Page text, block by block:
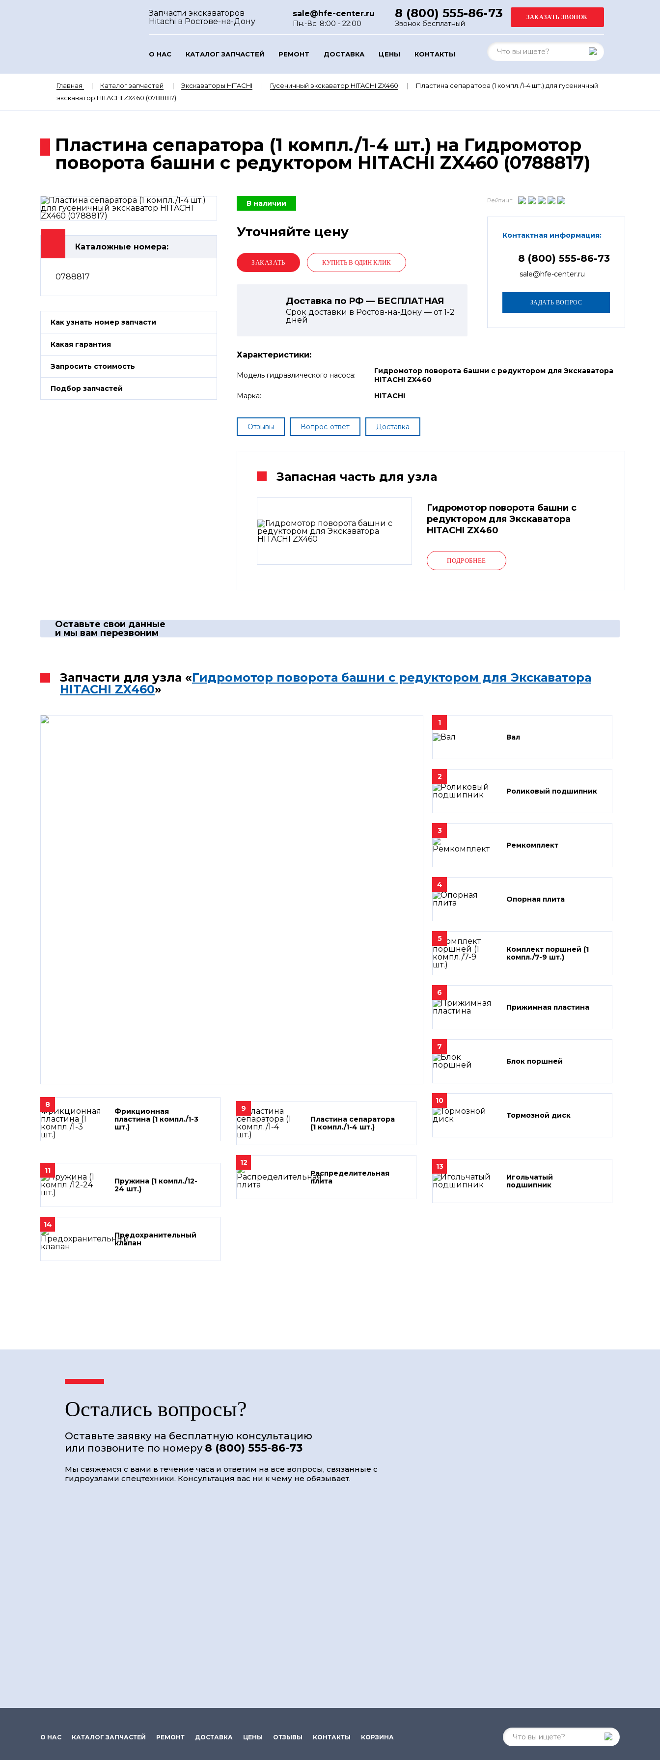
Запчасти экскаваторов
Hitachi в Ростове-на-Дону
sale@hfe-center.ru
Пн.-Вс. 8:00 - 22:00
8 (800) 555-86-73
Звонок бесплатный
О НАС КАТАЛОГ ЗАПЧАСТЕЙ РЕМОНТ ДОСТАВКА ЦЕНЫ КОНТАКТЫ
Главная Каталог запчастей Экскаваторы HITACHI Гусеничный экскаватор HITACHI ZX460
Пластина сепаратора (1 компл./1-4 шт.) для гусеничный
экскаватор HITACHI ZX460 (0788817)
Пластина сепаратора (1 компл./1-4 шт.) на Гидромотор
поворота башни с редуктором HITACHI ZX460 (0788817)
Каталожные номера:
0788817
Как узнать номер запчасти
Какая гарантия
Запросить стоимость
Подбор запчастей
В наличии
Уточняйте цену
КУПИТЬ В ОДИН КЛИК
Доставка по РФ — БЕСПЛАТНАЯ
Срок доставки в Ростов-на-Дону — от1-2
дней
Рейтинг:
Контактная информация:
8 (800) 555-86-73
sale@hfe-center.ru
Характеристики:
Модель гидравлического насоса:
Гидромотор поворота башни с редуктором для Экскаватора
HITACHI ZX460
Марка:
HITACHI
Отзывы Вопрос-ответ Доставка
Запасная часть для узла
Гидромотор поворота башни с
редуктором для Экскаватора
HITACHI ZX460
ПОДРОБНЕЕ
Оставьте свои данные
и мы вам перезвоним
Запчасти для узла «Гидромотор поворота башни с редуктором для Экскаватора
HITACHI ZX460»
1
Вал
2
Роликовый подшипник
3
Ремкомплект
4
Опорная плита
5
Комплект поршней (1
компл./7-9 шт.)
6
Прижимная пластина
7
Блок поршней
8
Фрикционная
пластина (1 компл./1-3
шт.)
9
Пластина сепаратора
(1 компл./1-4 шт.)
10
Тормозной диск
11
Пружина (1 компл./12-
24 шт.)
12
Распределительная
плита
13
Игольчатый
подшипник
14
Предохранительный
клапан
Остались вопросы?
Оставьте заявку на бесплатную консультацию
или позвоните по номеру 8 (800) 555-86-73
Мы свяжемся с вами в течение часа и ответим на все вопросы, связанные с
гидроузлами спецтехники. Консультация вас ни к чему не обязывает.
О НАС КАТАЛОГ ЗАПЧАСТЕЙ РЕМОНТ ДОСТАВКА ЦЕНЫ ОТЗЫВЫ КОНТАКТЫ КОРЗИНА